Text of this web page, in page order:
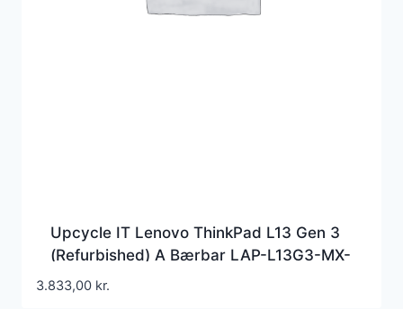
Upcycle IT Lenovo ThinkPad L13 Gen 3
(Refurbished) A Bærbar LAP-L13G3-MX-
A001 – i5-1240P
3.833,00 kr.